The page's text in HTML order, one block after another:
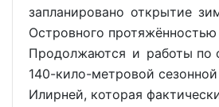
запланировано открытие
Островного
Продолжаются и работы по
140-кило-метровой
Илирней, которая